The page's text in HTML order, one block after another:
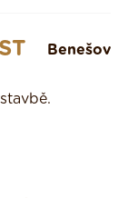
Benešov